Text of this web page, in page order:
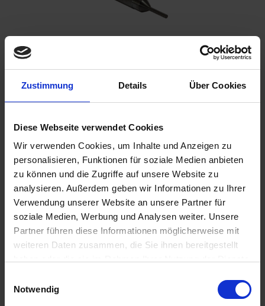
Zustimmung Details Über Cookies
Diese Webseite verwendet Cookies
Wir verwenden Cookies, um Inhalte und Anzeigen zu
personalisieren, Funktionen für soziale Medien anbieten
zu können und die Zugriffe auf unsere Website zu
analysieren. Außerdem geben wir Informationen zu Ihrer
Verwendung unserer Website an unsere Partner für
soziale Medien, Werbung und Analysen weiter. Unsere
Partner führen diese Informationen möglicherweise mit
weiteren Daten zusammen, die Sie ihnen bereitgestellt
Cookies, wenn Sie unsere Webseite weiterhin nutzen.
Notwendig
Benachrichtigen Sie mich, sobald der Artikel
Ich habe dieDatenschutzbestimmungenzur Kenntnis
genommen.
15,80 €
inkl. ges. USt.,zzgl. Versandkosten
Merken Bewerten
Beschreibung